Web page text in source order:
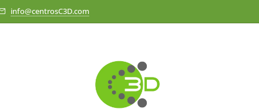
info@centrosC3D.com